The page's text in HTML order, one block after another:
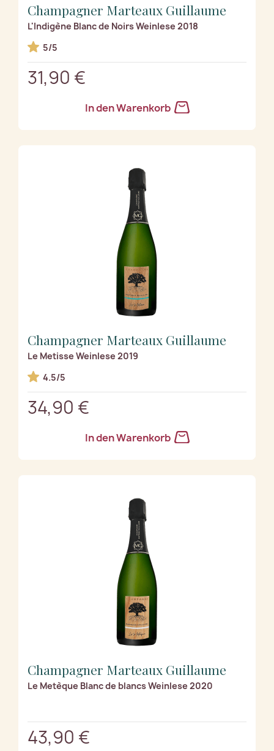
Champagner Marteaux Guillaume
L'Indigène Blanc de Noirs Weinlese 2018
5/5
31,90 €
In den Warenkorb
Champagner Marteaux Guillaume
Le Metisse Weinlese 2019
4.5/5
34,90 €
In den Warenkorb
Champagner Marteaux Guillaume
Le Metèque Blanc de blancs Weinlese 2020
43,90 €